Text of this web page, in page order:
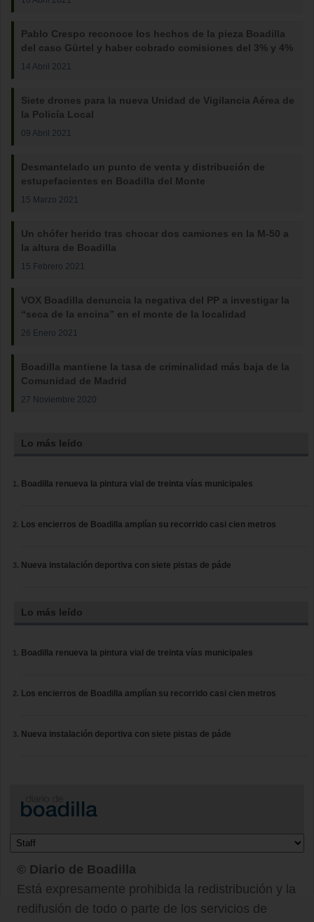
Pablo Crespo reconoce los hechos de la pieza Boadilla
del caso Gürtel y haber cobrado comisiones del 3% y 4%
14 Abril 2021
Siete drones para la nueva Unidad de Vigilancia Aérea de
la Policía Local
09 Abril 2021
Desmantelado un punto de venta y distribución de
estupefacientes en Boadilla del Monte
15 Marzo 2021
Un chófer herido tras chocar dos camiones en la M-50 a
la altura de Boadilla
15 Febrero 2021
VOX Boadilla denuncia la negativa del PP a investigar la
“seca de la encina” en el monte de la localidad
26 Enero 2021
Boadilla mantiene la tasa de criminalidad más baja de la
Comunidad de Madrid
27 Noviembre 2020
Lo más leído
Boadilla renueva la pintura vial de treinta vías municipales
Los encierros de Boadilla amplían su recorrido casi cien metros
Nueva instalación deportiva con siete pistas de páde
Lo más leído
Boadilla renueva la pintura vial de treinta vías municipales
Los encierros de Boadilla amplían su recorrido casi cien metros
Nueva instalación deportiva con siete pistas de páde
© Diario de Boadilla
Está expresamente prohibida la redistribución y la
redifusión de todo o parte de los servicios de